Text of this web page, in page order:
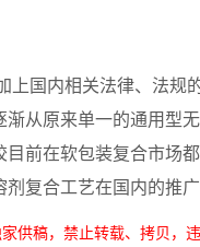
国内相关法律、法规
从原来单一的通用型
前在软包装复合市场
复合工艺在国内的推
供稿，禁止转载、拷贝，